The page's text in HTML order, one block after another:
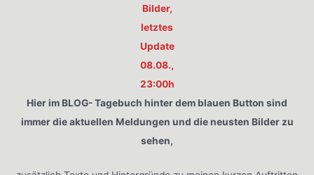
Bilder,
letztes
Update
08.08.,
23:00h
Hier im BLOG- Tagebuch hinter dem blauen Button sind
immer die aktuellen Meldungen und die neusten Bilder zu
sehen,